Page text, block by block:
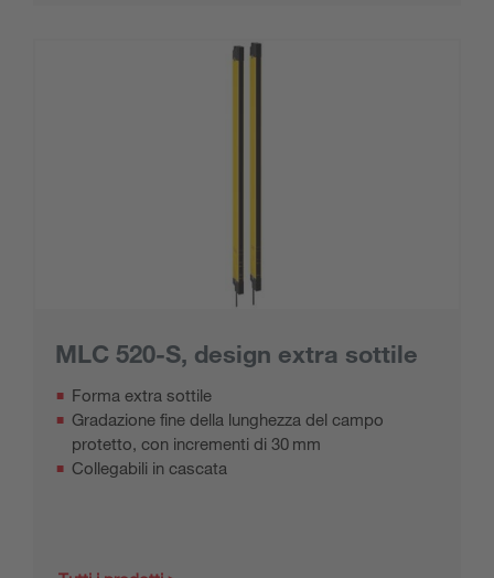
MLC 520-S, design extra sottile
Forma extra sottile
Gradazione fine della lunghezza del campo
protetto, con incrementi di 30 mm
Collegabili in cascata